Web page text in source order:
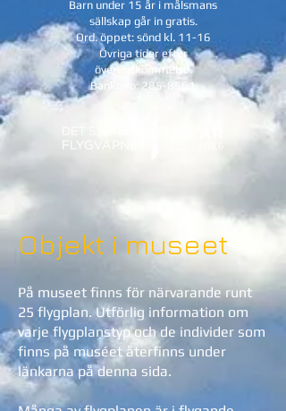
Barn under 15 år i målsmans
sällskap går in gratis.
Ord. öppet: sönd kl. 11-16
Övriga tider efter
överenskommelse.
Bankgiro: 285-8561
Objekt i museet
På museet finns för närvarande runt
25 flygplan. Utförlig information om
varje flygplanstyp och de individer som
finns på muséet återfinns under
länkarna på denna sida.